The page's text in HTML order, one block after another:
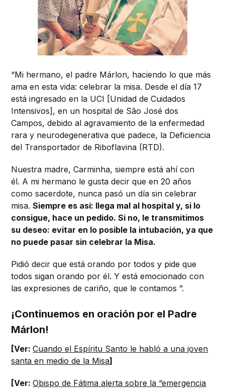
“Mi hermano, el padre Márlon, haciendo lo que más
ama en esta vida: celebrar la misa. Desde el día 17
está ingresado en la UCI [Unidad de Cuidados
Intensivos], en un hospital de São José dos
Campos, debido al agravamiento de la enfermedad
rara y neurodegenerativa que padece, la Deficiencia
del Transportador de Riboflavina (RTD).
Nuestra madre, Carminha, siempre está ahí con
él. A mi hermano le gusta decir que en 20 años
como sacerdote, nunca pasó un día sin celebrar
misa.Siempre es así: llega mal al hospital y, si lo
consigue, hace un pedido. Si no, le transmitimos
su deseo: evitar en lo posible la intubación, ya que
no puede pasar sin celebrar la Misa.
Pidió decir que está orando por todos y pide que
todos sigan orando por él. Y está emocionado con
las expresiones de cariño, que le contamos ”.
¡Continuemos en oración por el Padre
Márlon!
[Ver:Cuando el Espíritu Santo le habló a una joven
santa en medio de la Misa]
[Ver:Obispo de Fátima alerta sobre la “emergencia